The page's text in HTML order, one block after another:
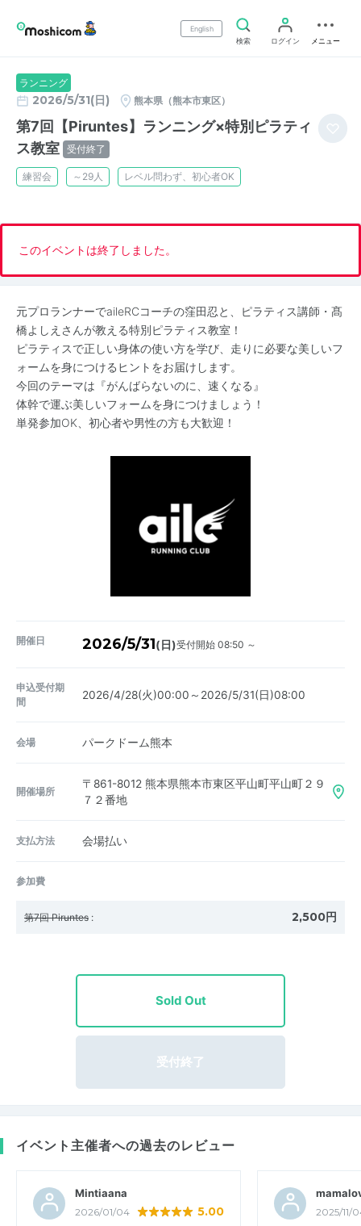
English
検索
ログイン メニュー
ランニング
2026/5/31(日) 熊本県（熊本市東区）
第7回【Piruntes】ランニング×特別ピラティ
ス教室 受付終了
練習会 ～29人 レベル問わず、初心者OK
このイベントは終了しました。
元プロランナーでaileRCコーチの窪田忍と、ピラティス講師・髙
橋よしえさんが教える特別ピラティス教室！
ピラティスで正しい身体の使い方を学び、走りに必要な美しいフ
ォームを身につけるヒントをお届けします。
今回のテーマは『がんばらないのに、速くなる』
体幹で運ぶ美しいフォームを身につけましょう！
単発参加OK、初心者や男性の方も大歓迎！
開催日 2026/5/31(日)受付開始 08:50 ～
申込受付期
間
2026/4/28(火)00:00～2026/5/31(日)08:00
会場 パークドーム熊本
開催場所
〒861-8012 熊本県熊本市東区平山町平山町２９
７２番地
支払方法 会場払い
参加費
第7回 Piruntes : 2,500円
Sold Out
受付終了
イベント主催者への過去のレビュー
Mintiaana
2026/01/04 5.00 2025/11/